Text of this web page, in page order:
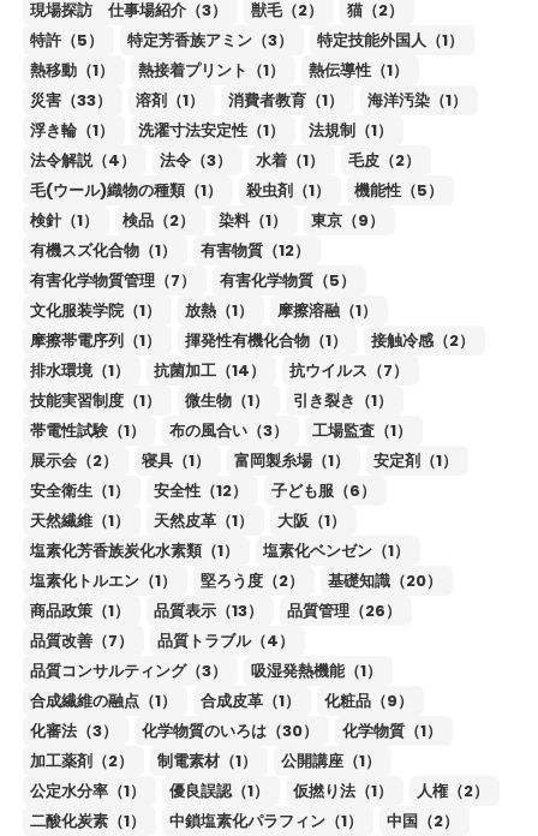
現場探訪 仕事場紹介（3）
獣毛（2）
猫（2）
特許（5）
特定芳香族アミン（3）
特定技能外国人（1）
熱移動（1）
熱接着プリント（1）
熱伝導性（1）
災害（33）
溶剤（1） 消費者教育（1）
海洋汚染（1）
浮き輪（1）
洗濯寸法安定性（1）
法規制（1）
法令解説（4）
法令（3） 水着（1）
毛皮（2）
毛(ウール)織物の種類（1）
殺虫剤（1）
機能性（5）
検針（1）
検品（2） 染料（1）
東京（9）
有機スズ化合物（1）
有害物質（12）
有害化学物質管理（7）
有害化学物質（5）
文化服装学院（1）
放熱（1）
摩擦溶融（1）
摩擦帯電序列（1）
揮発性有機化合物（1）
接触冷感（2）
排水環境（1）
抗菌加工（14）
抗ウイルス（7）
技能実習制度（1）
微生物（1）
引き裂き（1）
帯電性試験（1）
布の風合い（3）
工場監査（1）
展示会（2）
寝具（1） 富岡製糸場（1）
安定剤（1）
安全衛生（1）
安全性（12）
子ども服（6）
天然繊維（1）
天然皮革（1）
大阪（1）
塩素化芳香族炭化水素類（1）
塩素化ベンゼン（1）
塩素化トルエン（1）
堅ろう度（2）
基礎知識（20）
商品政策（1）
品質表示（13）
品質管理（26）
品質改善（7）
品質トラブル（4）
品質コンサルティング（3）
吸湿発熱機能（1）
合成繊維の融点（1）
合成皮革（1）
化粧品（9）
化審法（3）
化学物質のいろは（30）
化学物質（1）
加工薬剤（2）
制電素材（1）
公開講座（1）
公定水分率（1）
優良誤認（1） 仮撚り法（1）
人権（2）
二酸化炭素（1）
中鎖塩素化パラフィン（1） 中国（2）